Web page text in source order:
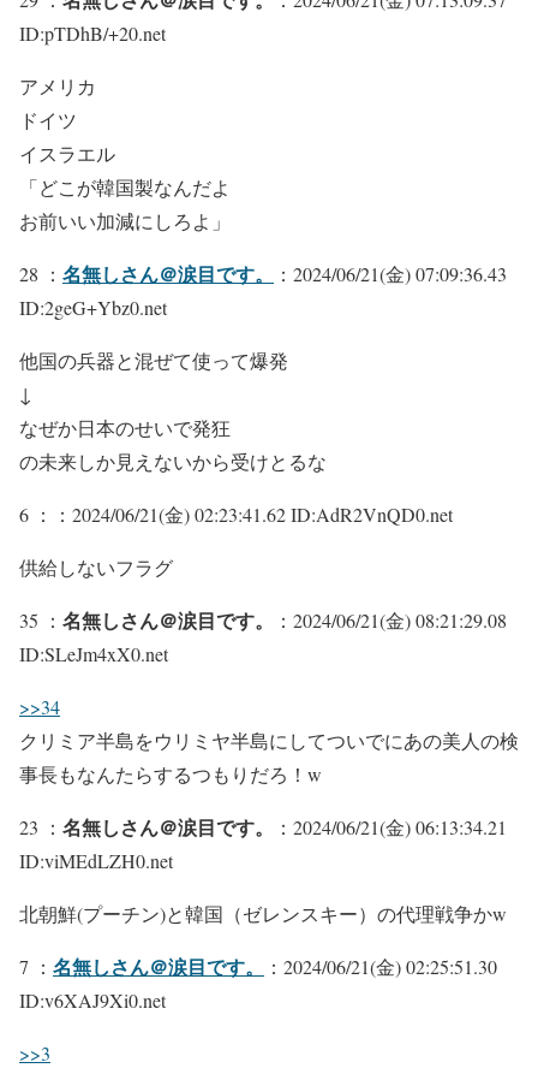
ID:pTDhB/+20.net
アメリカ
ドイツ
イスラエル
「どこが韓国製なんだよ
お前いい加減にしろよ」
28 ： 名無しさん＠涙目です。
：2024/06/21(金) 07:09:36.43
ID:2geG+Ybz0.net
他国の兵器と混ぜて使って爆発
↓
なぜか日本のせいで発狂
の未来しか見えないから受けとるな
6 ： ：2024/06/21(金) 02:23:41.62 ID:AdR2VnQD0.net
供給しないフラグ
35 ： 名無しさん＠涙目です。
：2024/06/21(金) 08:21:29.08
ID:SLeJm4xX0.net
>>34
クリミア半島をウリミヤ半島にしてついでにあの美人の検
事長もなんたらするつもりだろ！w
23 ： 名無しさん＠涙目です。
：2024/06/21(金) 06:13:34.21
ID:viMEdLZH0.net
北朝鮮(プーチン)と韓国（ゼレンスキー）の代理戦争かw
7 ： 名無しさん＠涙目です。
：2024/06/21(金) 02:25:51.30
ID:v6XAJ9Xi0.net
>>3